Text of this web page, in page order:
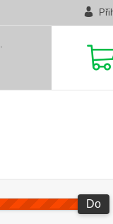
Do